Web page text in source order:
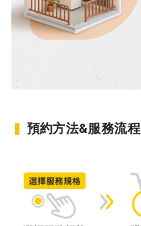
▍ 預約方法&服務流程